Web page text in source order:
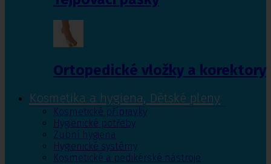
Ortopedické vložky a korektory
Kosmetika a hygiena, Dětské pleny
Kosmetické přípravky
Hygienické potřeby
Zubní hygiena
Hygienické systémy
Kosmetické a pedikérské nástroje